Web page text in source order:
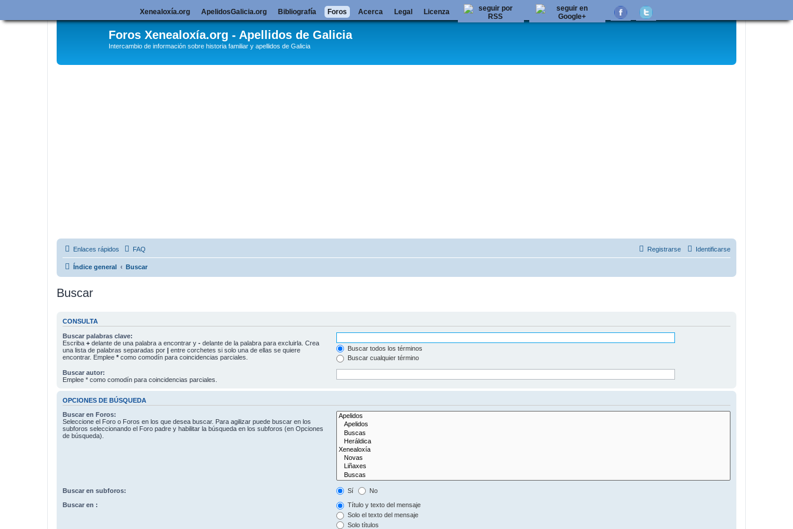
Foros Xenealoxía.org - Apellidos de Galicia
Intercambio de información sobre historia familiar y apellidos de Galicia
Enlaces rápidos FAQ Identificarse
Registrarse
Índice general Buscar
Buscar
CONSULTA
Buscar palabras clave:
Escriba + delante de una palabra a encontrar y - delante de la palabra para excluirla. Crea
una lista de palabras separadas por | entre corchetes si solo una de ellas se quiere
encontrar. Emplee * como comodín para coincidencias parciales.
Buscar todos los términos
Buscar cualquier término
Buscar autor:
Emplee * como comodín para coincidencias parciales.
OPCIONES DE BÚSQUEDA
Buscar en Foros:
Seleccione el Foro o Foros en los que desea buscar. Para agilizar puede buscar en los
subforos seleccionando el Foro padre y habilitar la búsqueda en los subforos (en Opciones
de búsqueda).
Buscar en subforos: Sí No
Buscar en :
Título y texto del mensaje
Solo el texto del mensaje
Solo títulos
Xenealoxía.org ApelidosGalicia.org Bibliografía Foros Acerca Legal Licenza